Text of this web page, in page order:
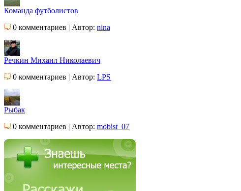
Команда футболистов
0 комментариев | Автор: nina
Речкин Михаил Николаевич
0 комментариев | Автор: LPS
Рыбак
0 комментариев | Автор: mobist_07